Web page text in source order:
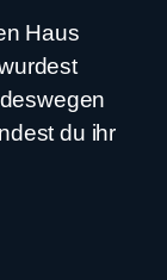
Haus
du ihr